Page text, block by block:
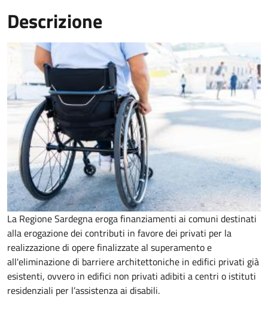
Descrizione
La Regione Sardegna eroga finanziamenti ai comuni destinati
alla erogazione dei contributi in favore dei privati per la
realizzazione di opere finalizzate al superamento e
all'eliminazione di barriere architettoniche in edifici privati già
esistenti, ovvero in edifici non privati adibiti a centri o istituti
residenziali per l’assistenza ai disabili.